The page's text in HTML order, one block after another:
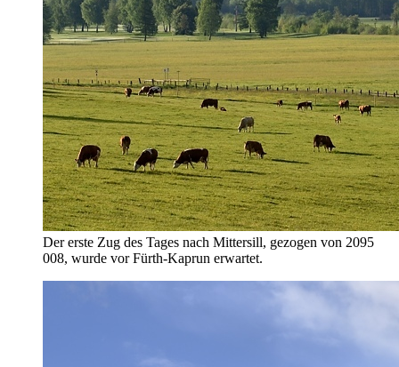
Der erste Zug des Tages nach Mittersill, gezogen von 2095
008, wurde vor Fürth-Kaprun erwartet.